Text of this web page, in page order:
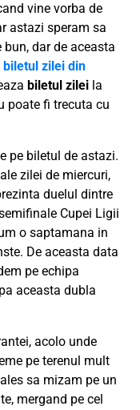
vine vorba de
astazi speram sa
dar de aceasta
biletul zilei din
biletul zilei la
poate fi trecuta cu
pe biletul de astazi.
zilei de miercuri,
duelul dintre
Cupei Ligii
o saptamana in
De aceasta data
pe echipa
aceasta dubla
acolo unde
pe terenul mult
sa mizam pe un
mergand pe cel